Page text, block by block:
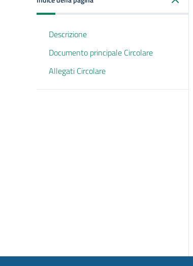
Descrizione
Documento principale Circolare
Allegati Circolare